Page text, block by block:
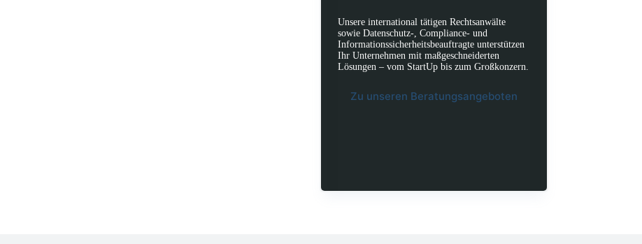
Unsere international tätigen Rechtsanwälte
sowie Datenschutz-, Compliance- und
Informationssicherheitsbeauftragte unterstützen
Ihr Unternehmen mit maßgeschneiderten
Lösungen – vom StartUp bis zum Großkonzern.
Zu unseren Beratungsangeboten